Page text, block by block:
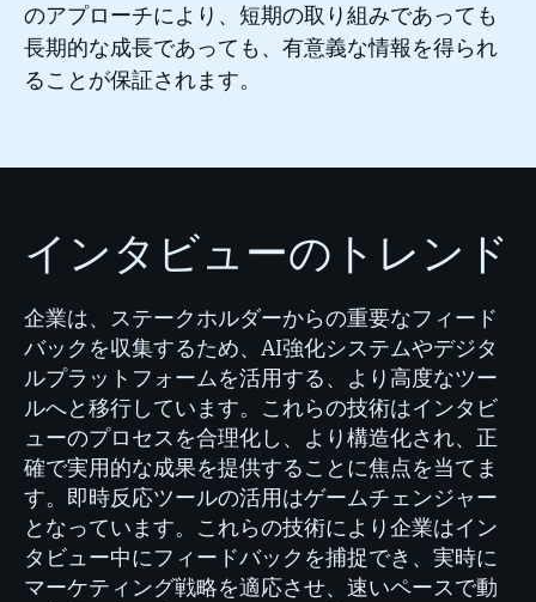
のアプローチにより、短期の取り組みであっても
長期的な成長であっても、有意義な情報を得られ
ることが保証されます。
インタビューのトレンド
企業は、ステークホルダーからの重要なフィード
バックを収集するため、AI強化システムやデジタ
ルプラットフォームを活用する、より高度なツー
ルへと移行しています。これらの技術はインタビ
ューのプロセスを合理化し、より構造化され、正
確で実用的な成果を提供することに焦点を当てま
す。即時反応ツールの活用はゲームチェンジャー
となっています。これらの技術により企業はイン
タビュー中にフィードバックを捕捉でき、実時に
マーケティング戦略を適応させ、速いペースで動